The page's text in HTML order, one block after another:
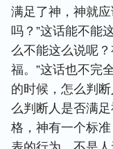
满足了神，神就
吗？”这话能不能
么不能这么说呢
福。”这话也不完
的时候，怎么判
么判断人是否满
格，神有一个标